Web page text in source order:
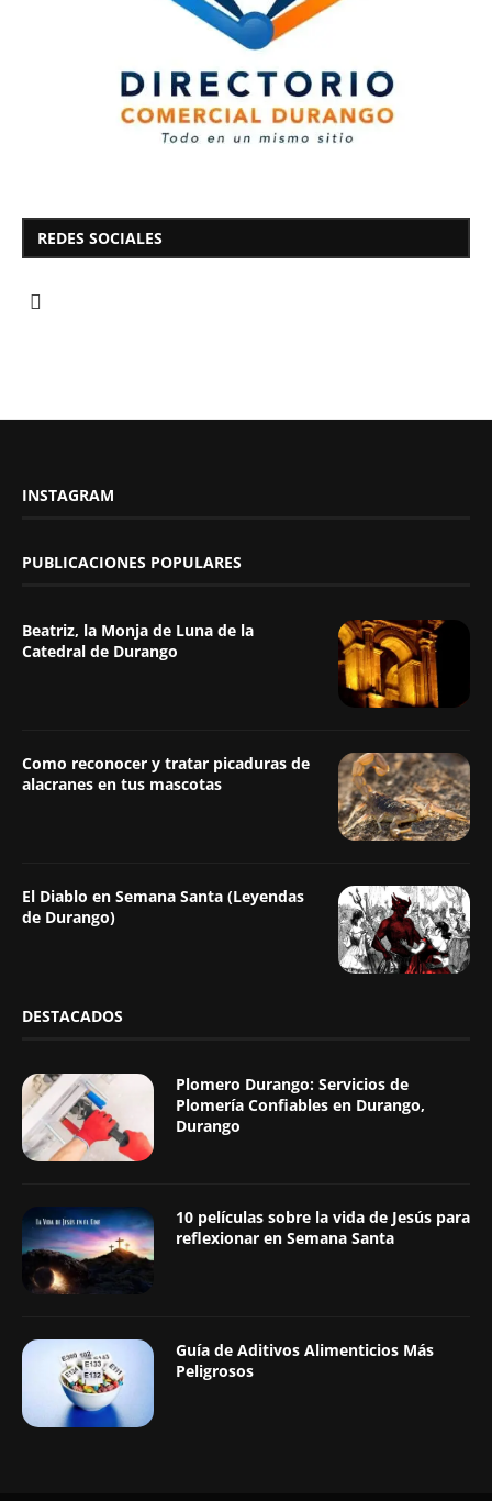
REDES SOCIALES
INSTAGRAM
PUBLICACIONES POPULARES
Beatriz, la Monja de Luna de la
Catedral de Durango
Como reconocer y tratar picaduras de
alacranes en tus mascotas
El Diablo en Semana Santa (Leyendas
de Durango)
DESTACADOS
Plomero Durango: Servicios de
Plomería Confiables en Durango,
Durango
10 películas sobre la vida de Jesús para
reflexionar en Semana Santa
Guía de Aditivos Alimenticios Más
Peligrosos